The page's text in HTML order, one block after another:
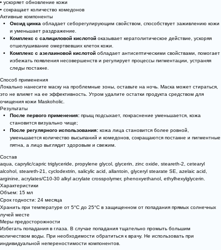
• ускоряет обновление кожи
• сокращает количество комедонов
Активные компоненты
Оксид цинка обладает себорегулирующим свойством, способствует заживлению кожи
и уменьшает раздражение.
Комплекс с салициловой кислотой оказывает кератолитическое действие, ускоряя
отшелушивание омертвевших клеток кожи.
Комплекс с азелаиновой кислотой обладает антисептическими свойствами, помогает
избежать появления несовершенств и регулирует процессы пигментации, устраняя
следы постакне.
Способ применения
Локально нанесите маску на проблемные зоны, оставьте на ночь. Маска может стираться,
это не влияет на ее эффективность. Утром удалите остатки продукта средством для
очищения кожи Maskoholic.
Результаты
После первого применения: прыщ подсыхает, покраснение уменьшается, кожа
становится визуально чище;
После регулярного использования: кожа лица становится более ровной,
уменьшается количество высыпаний и комедонов, сокращаются постакне и пигментные
пятна, а лицо выглядит здоровым и свежим.
Состав
aqua, caprylic/capric triglyceride, propylene glycol, glycerin, zinc oxide, steareth-2, cetearyl
alcohol, steareth-21, cyclodextrin, salicylic acid, allantoin, glyceryl stearate SE, azelaic acid,
arginine, acrylates/C10-30 alkyl acrylate crosspolymer, phenoxyethanol, ethylhexylglycerin.
Характеристики
Объем: 15 мл
Срок годности: 24 месяца
Хранить при температуре от 5°С до 25°С в защищенном от попадания прямых солнечных
лучей месте
Меры предосторожности
Избегать попадания в глаза. В случае попадания тщательно промыть большим
количеством воды. При необходимости обратиться к врачу. Не использовать при
индивидуальной непереностимости компонентов.